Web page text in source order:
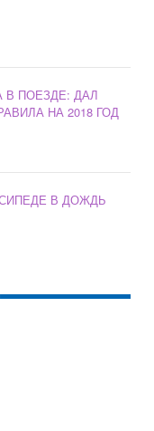
В ПОЕЗДЕ: ДАЛ
НА 2018 ГОД
В ДОЖДЬ